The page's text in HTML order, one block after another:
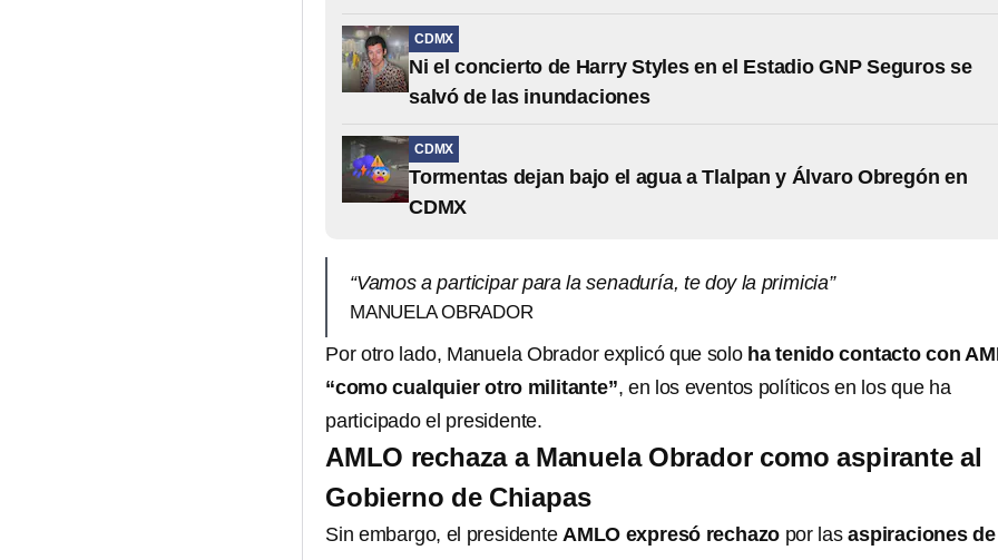
CDMX
Ni el concierto de Harry Styles en el Estadio GNP Seguros se
salvó de las inundaciones
CDMX
Tormentas dejan bajo el agua a Tlalpan y Álvaro Obregón en
CDMX
“Vamos a participar para la senaduría, te doy la primicia”
MANUELA OBRADOR
Por otro lado, Manuela Obrador explicó que solo ha tenido contacto con
“como cualquier otro militante”, en los eventos políticos en los que ha
participado el presidente.
AMLO rechaza a Manuela Obrador como aspirante al
Gobierno de Chiapas
Sin embargo, el presidente AMLO expresó rechazo por lasaspiraciones de